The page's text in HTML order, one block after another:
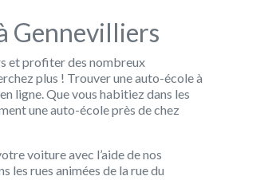
Gennevilliers
et profiter des nombreux
plus ! Trouver une auto-école à
ligne. Que vous habitiez dans les
une auto-école près de chez
voiture avec l’aide de nos
les rues animées de la rue du